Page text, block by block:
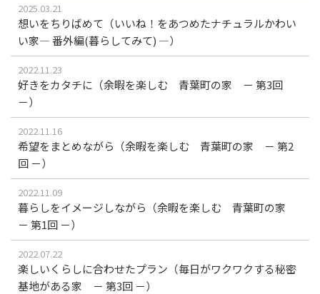
2025.03.21
想いをちりばめて（いいね！をあつめたナチュラルかわい
い家― 番外編(暮らしてみて) ―）
2022.11.23
好きをカタチに（余暇を楽しむ 青葉町の家 － 第3回
－）
2022.11.16
希望をまとめながら（余暇を楽しむ 青葉町の家 － 第2
回 －）
2022.11.09
暮らしをイメージしながら（余暇を楽しむ 青葉町の家
－ 第1回 －）
2022.07.22
楽しいくらしに合わせたプラン（毎日がワクワクする秘密
基地がある家 － 第3回 －）